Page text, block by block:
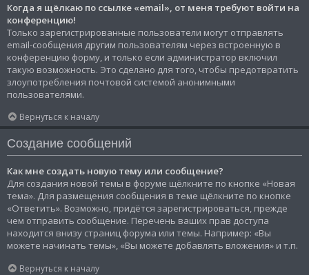
Когда я щёлкаю по ссылке «email», от меня требуют войти на
конференцию!
Только зарегистрированные пользователи могут отправлять
email-сообщения другим пользователям через встроенную в
конференцию форму, и только если администратор включил
такую возможность. Это сделано для того, чтобы предотвратить
злоупотребления почтовой системой анонимными
пользователями.
Вернуться к началу
Создание сообщений
Как мне создать новую тему или сообщение?
Для создания новой темы в форуме щёлкните по кнопке «Новая
тема». Для размещения сообщения в теме щёлкните по кнопке
«Ответить». Возможно, придётся зарегистрироваться, прежде
чем отправить сообщение. Перечень ваших прав доступа
находится внизу страниц форума или темы. Например: «Вы
можете начинать темы», «Вы можете добавлять вложения» и т.п.
Вернуться к началу